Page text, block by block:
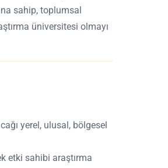
sahip, toplumsal
üniversitesi olmayı
yerel, ulusal, bölgesel
etki sahibi araştırma